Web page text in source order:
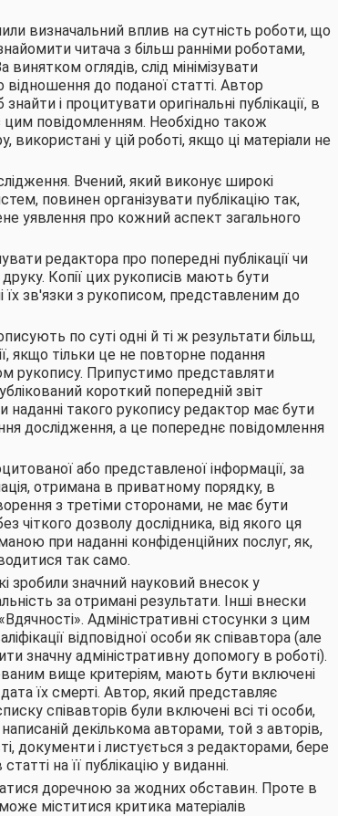
визначальний вплив на сутність роботи, що
читача з більш ранніми роботами,
оглядів, слід мінімізувати
до поданої статті. Автор
і процитувати оригінальні публікації, в
цим повідомленням. Необхідно також
у цій роботі, якщо ці матеріали не
Вчений, який виконує широкі
повинен організувати публікацію так,
уявлення про кожний аспект загального
редактора про попередні публікації чи
Копії цих рукописів мають бути
їх зв'язки з рукописом, представленим до
по суті одні й ті ж результати більш,
якщо тільки це не повторне подання
рукопису. Припустимо представляти
короткий попередній звіт
такого рукопису редактор має бути
дослідження, а це попереднє повідомлення
або представленої інформації, за
отримана в приватному порядку, в
з третіми сторонами, не має бути
чіткого дозволу дослідника, від якого ця
при наданні конфіденційних послуг, як,
так само.
зробили значний науковий внесок у
за отримані результати. Інші внески
Адміністративні стосунки з цим
відповідної особи як співавтора (але
значну адміністративну допомогу в роботі).
вище критеріям, мають бути включені
їх смерті. Автор, який представляє
співавторів були включені всі ті особи,
декількома авторами, той з авторів,
документи і листується з редакторами, бере
на її публікацію у виданні.
доречною за жодних обставин. Проте в
міститися критика матеріалів